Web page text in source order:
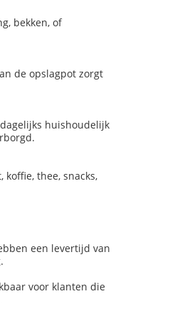
bekken, of
de opslagpot zorgt
huishoudelijk
thee, snacks,
een levertijd van
voor klanten die